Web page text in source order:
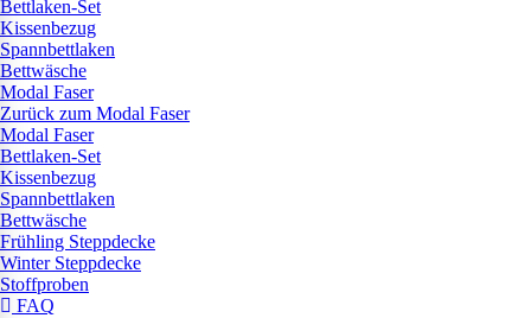
Bettlaken-Set
Kissenbezug
Spannbettlaken
Bettwäsche
Modal Faser
Zurück zum Modal Faser
Modal Faser
Bettlaken-Set
Kissenbezug
Spannbettlaken
Bettwäsche
Frühling Steppdecke
Winter Steppdecke
Stoffproben
FAQ